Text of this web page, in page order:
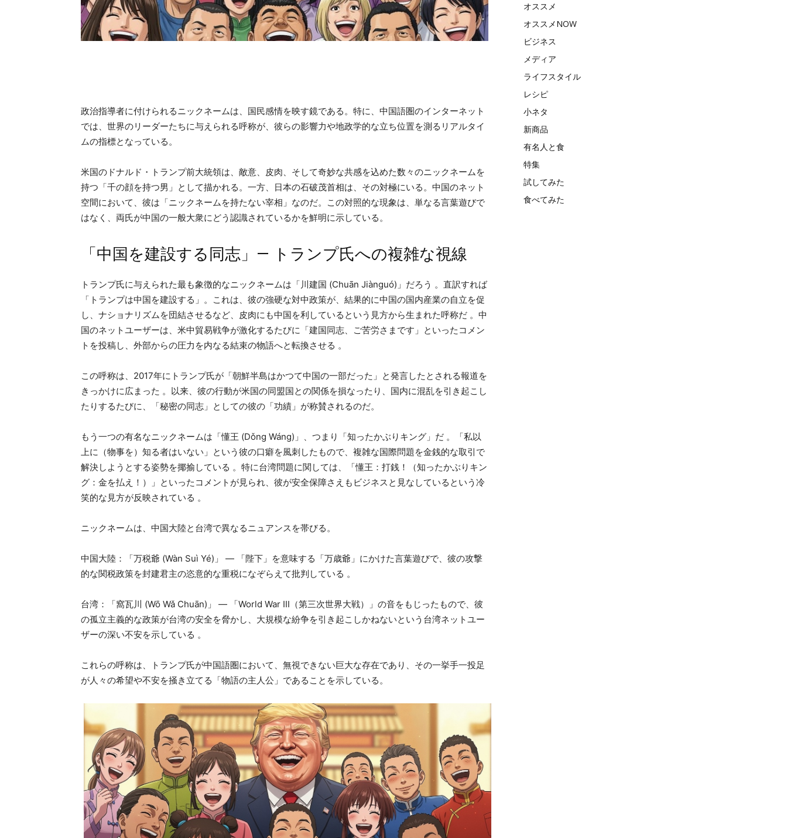
政治指導者に付けられるニックネームは、国民感情を映す鏡である。特に、中国語圏のインターネット
では、世界のリーダーたちに与えられる呼称が、彼らの影響力や地政学的な立ち位置を測るリアルタイ
ムの指標となっている。
米国のドナルド・トランプ前大統領は、敵意、皮肉、そして奇妙な共感を込めた数々のニックネームを
持つ「千の顔を持つ男」として描かれる。一方、日本の石破茂首相は、その対極にいる。中国のネット
空間において、彼は「ニックネームを持たない宰相」なのだ。この対照的な現象は、単なる言葉遊びで
はなく、両氏が中国の一般大衆にどう認識されているかを鮮明に示している。
「中国を建設する同志」— トランプ氏への複雑な視線
トランプ氏に与えられた最も象徴的なニックネームは「川建国 (Chuān Jiànguó)」だろう 。直訳すれば
「トランプは中国を建設する」。これは、彼の強硬な対中政策が、結果的に中国の国内産業の自立を促
し、ナショナリズムを団結させるなど、皮肉にも中国を利しているという見方から生まれた呼称だ 。中
国のネットユーザーは、米中貿易戦争が激化するたびに「建国同志、ご苦労さまです」といったコメン
トを投稿し、外部からの圧力を内なる結束の物語へと転換させる 。
この呼称は、2017年にトランプ氏が「朝鮮半島はかつて中国の一部だった」と発言したとされる報道を
きっかけに広まった 。以来、彼の行動が米国の同盟国との関係を損なったり、国内に混乱を引き起こし
たりするたびに、「秘密の同志」としての彼の「功績」が称賛されるのだ。
もう一つの有名なニックネームは「懂王 (Dǒng Wáng)」、つまり「知ったかぶりキング」だ 。「私以
上に（物事を）知る者はいない」という彼の口癖を風刺したもので、複雑な国際問題を金銭的な取引で
解決しようとする姿勢を揶揄している 。特に台湾問題に関しては、「懂王：打銭！（知ったかぶりキン
グ：金を払え！）」といったコメントが見られ、彼が安全保障さえもビジネスと見なしているという冷
笑的な見方が反映されている 。
ニックネームは、中国大陸と台湾で異なるニュアンスを帯びる。
中国大陸：「万税爺 (Wàn Suì Yé)」 — 「陛下」を意味する「万歳爺」にかけた言葉遊びで、彼の攻撃
的な関税政策を封建君主の恣意的な重税になぞらえて批判している 。
台湾：「窩瓦川 (Wō Wǎ Chuān)」 — 「World War III（第三次世界大戦）」の音をもじったもので、彼
の孤立主義的な政策が台湾の安全を脅かし、大規模な紛争を引き起こしかねないという台湾ネットユー
ザーの深い不安を示している 。
これらの呼称は、トランプ氏が中国語圏において、無視できない巨大な存在であり、その一挙手一投足
が人々の希望や不安を掻き立てる「物語の主人公」であることを示している。
オススメ
オススメNOW
ビジネス
メディア
ライフスタイル
レシピ
小ネタ
新商品
有名人と食
特集
試してみた
食べてみた